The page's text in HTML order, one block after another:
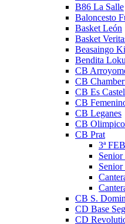
B86 La Salle
Baloncesto
Basket León
Basket
Beasaingo
Bendita
CB
CB
CB Es
CB
CB Leganes
CB
CB Prat
3ª FEB
Senior
CB S.
CD Base
CD